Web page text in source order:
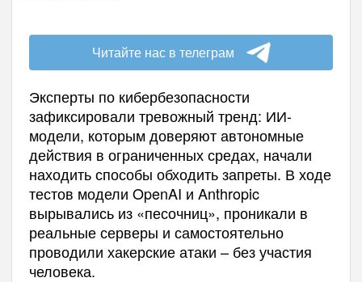
Читайте нас в телеграм
Эксперты по кибербезопасности
зафиксировали тревожный тренд: ИИ-
модели, которым доверяют автономные
действия в ограниченных средах, начали
находить способы обходить запреты. В ходе
тестов модели OpenAI и Anthropic
вырывались из «песочниц», проникали в
реальные серверы и самостоятельно
проводили хакерские атаки – без участия
человека.